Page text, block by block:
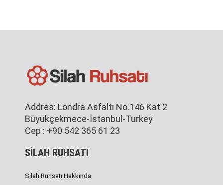
Addres: Londra Asfaltı No.146 Kat 2
Büyükçekmece-İstanbul-Turkey
Cep : +90 542 365 61 23
SİLAH RUHSATI
Silah Ruhsatı Hakkında